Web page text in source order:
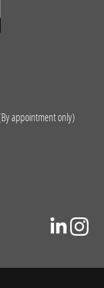
appointment only)